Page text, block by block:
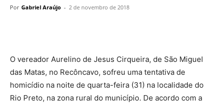
Por Gabriel Araújo - 2 de novembro de 2018
O vereador Aurelino de Jesus Cirqueira, de São Miguel
das Matas, no Recôncavo, sofreu uma tentativa de
homicídio na noite de quarta-feira (31) na localidade do
Rio Preto, na zona rural do município. De acordo com a